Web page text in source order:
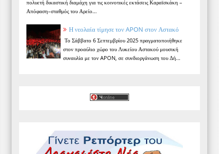
πολυετή δικαστική διαμάχη για τις κοινοτικές εκτάσεις Καραϊσκάκη –
Απόφαση–σταθμός του Αρείο...
Η νεολαία τίμησε τον APON στον Αστακό
Το Σάββατο 6 Σεπτεμβρίου 2025 πραγματοποιήθηκε
στον προαύλιο χώρο του Λυκείου Αστακού μουσική
συναυλία με τον APON, σε συνδιοργάνωση του Δή...